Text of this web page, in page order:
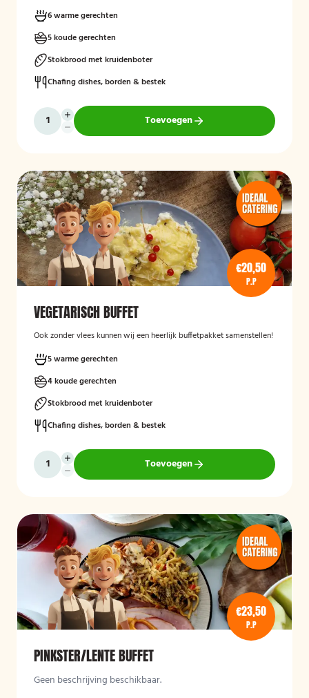
6 warme gerechten
5 koude gerechten
Stokbrood met kruidenboter
Chafing dishes, borden & bestek
Toevoegen
€20,50
P.P
VEGETARISCH BUFFET
Ook zonder vlees kunnen wij een heerlijk buffetpakket samenstellen!
5 warme gerechten
4 koude gerechten
Stokbrood met kruidenboter
Chafing dishes, borden & bestek
Toevoegen
€23,50
P.P
PINKSTER/LENTE BUFFET
Geen beschrijving beschikbaar.